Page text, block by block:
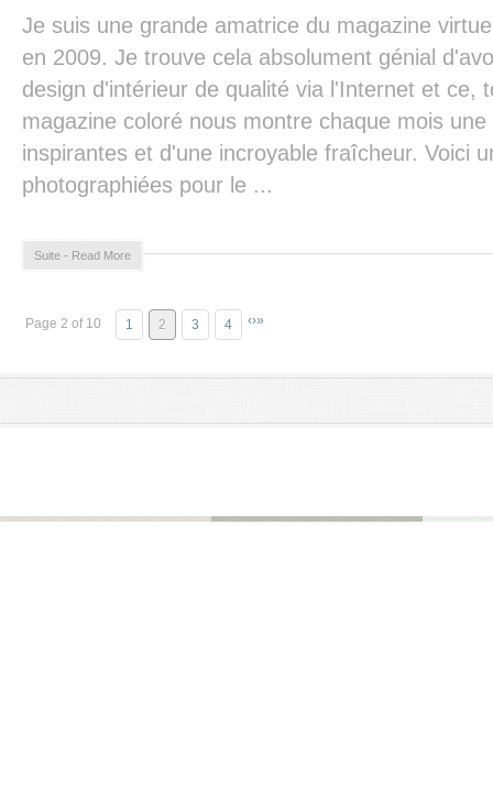
Je suis une grande amatrice du magazine
en 2009. Je trouve cela absolument génial
design d'intérieur de qualité via l'Internet et ce,
magazine coloré nous montre chaque mois
inspirantes et d'une incroyable fraîcheur. Voici
photographiées pour le ...
Suite - Read More
Page 2 of 10 ‹
1 2 3 4 ›»